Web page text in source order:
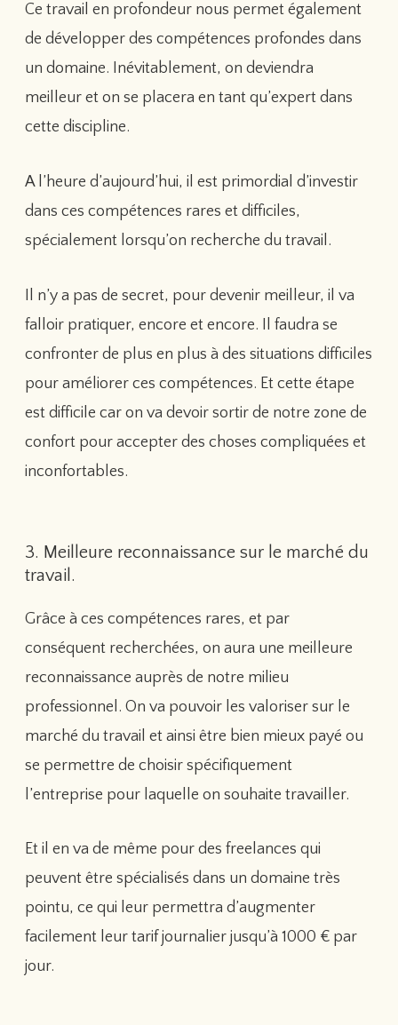
Ce travail en profondeur nous permet également
de développer des compétences profondes dans
un domaine. Inévitablement, on deviendra
meilleur et on se placera en tant qu’expert dans
cette discipline.
A l’heure d’aujourd’hui, il est primordial d’investir
dans ces compétences rares et difficiles,
spécialement lorsqu’on recherche du travail.
Il n’y a pas de secret, pour devenir meilleur, il va
falloir pratiquer, encore et encore. Il faudra se
confronter de plus en plus à des situations difficiles
pour améliorer ces compétences. Et cette étape
est difficile car on va devoir sortir de notre zone de
confort pour accepter des choses compliquées et
inconfortables.
3. Meilleure reconnaissance sur le marché du
travail.
Grâce à ces compétences rares, et par
conséquent recherchées, on aura une meilleure
reconnaissance auprès de notre milieu
professionnel. On va pouvoir les valoriser sur le
marché du travail et ainsi être bien mieux payé ou
se permettre de choisir spécifiquement
l’entreprise pour laquelle on souhaite travailler.
Et il en va de même pour des freelances qui
peuvent être spécialisés dans un domaine très
pointu, ce qui leur permettra d’augmenter
facilement leur tarif journalier jusqu’à 1000 € par
jour.